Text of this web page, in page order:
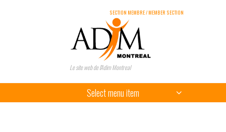
SECTION MEMBRE / MEMBER SECTION
Le site web de l'Adim Montreal
Select menu item